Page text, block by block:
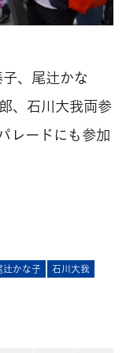
、尾辻かな
、石川大我両参
レードにも参加
辻かな子
石川大我